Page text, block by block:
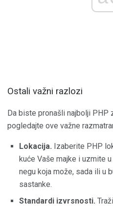
Ostali važni razlozi
Da biste pronašli najbolji PHP
pogledajte ove važne
Lokacija. Izaberite PHP
kuće Vaše majke i uzmite
negu koja može, sada ili u
sastanke.
Standardi izvrsnosti.